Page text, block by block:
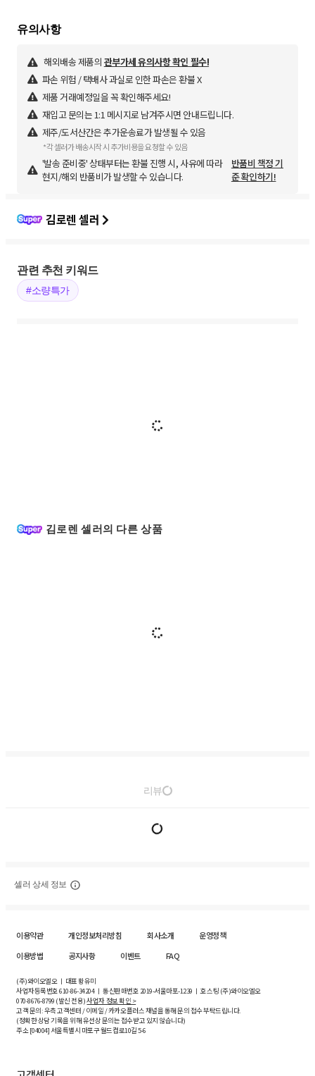
유의사항
해외배송 제품의 관부가세 유의사항 확인 필수!
파손 위험 / 택배사 과실로 인한 파손은 환불 X
제품 거래예정일을 꼭 확인해주세요!
재입고 문의는 1:1 메시지로 남겨주시면 안내드립니다.
제주/도서산간은 추가운송료가 발생될 수 있음
*각 셀러가 배송시작 시 추가비용을 요청할 수 있음
'발송 준비중' 상태부터는 환불 진행 시, 사유에 따라
현지/해외 반품비가 발생할 수 있습니다.
반품비 책정 기
준 확인하기!
김로렌 셀러
관련 추천 키워드
#소량특가
김로렌 셀러의 다른 상품
리뷰
셀러 상세 정보
이용약관 개인정보처리방침 회사소개
운영정책
이용방법
공지사항 이벤트 FAQ
(주)와이오엘오 ㅣ 대표 황유미
사업자등록번호610-86-34204ㅣ 통신판매번호 2019-서울마포-1239 ㅣ 호스팅 (주)와이오엘오
070-8676-8799 (발신 전용)사업자 정보 확인 >
고객 문의: 우측 고객센터 / 이메일 / 카카오플러스 채널을 통해 문의 접수 부탁드립니다.
(정확한 상담 기록을 위해 유선상 문의는 접수받고 있지 않습니다)
주소 [04004] 서울특별시 마포구 월드컵로10길5-6